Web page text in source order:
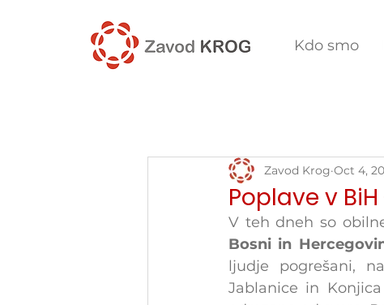
Kdo smo
Poplave v
Zavod Krog Oct 4,
V teh dneh so
Bosni in
ljudje pogrešani,
Jablanice in